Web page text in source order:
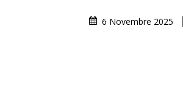
6 Novembre 2025